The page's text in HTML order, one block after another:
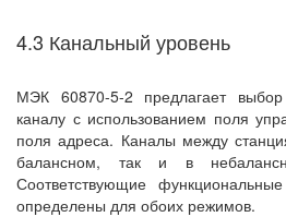
4.3 Канальный уровень
МЭК 60870-5-2 предлагает
каналу с использованием поля
поля адреса. Каналы между
балансном, так и в
Соответствующие
определены для обоих режимов.